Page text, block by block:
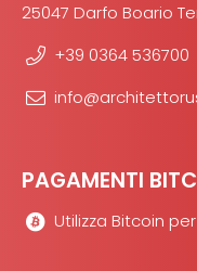
25047 Darfo Boario
+39 0364 536700
PAGAMENTI
Utilizza Bitcoin